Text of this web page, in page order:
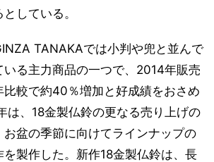
している。
TANAKAでは小判や兜と並んで
る主力商品の一つで、2014年販売
比較で約40％増加と好成績をおさめ
は、18金製仏鈴の更なる売り上げの
お盆の季節に向けてラインナップの
製作した。新作18金製仏鈴は、長